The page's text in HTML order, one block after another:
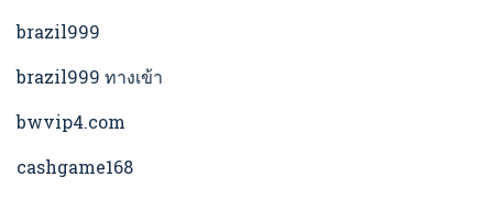
brazil999
brazil999 ทางเข้า
bwvip4.com
cashgame168